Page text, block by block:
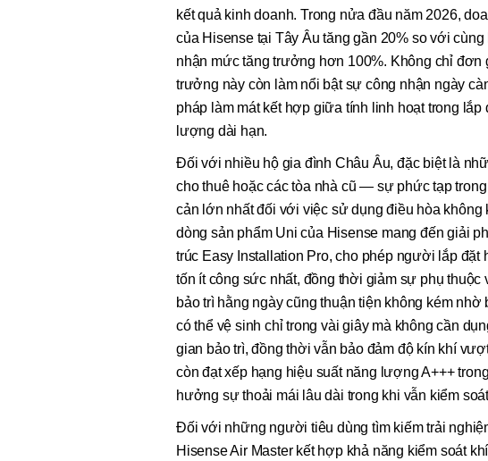
kết quả kinh doanh. Trong nửa đầu năm 2026,
của Hisense tại Tây Âu tăng gần 20% so với
nhận mức tăng trưởng hơn 100%. Không chỉ đơn
trưởng này còn làm nổi bật sự công nhận ngày
pháp làm mát kết hợp giữa tính linh hoạt trong
lượng dài hạn.
Đối với nhiều hộ gia đình Châu Âu, đặc biệt là
cho thuê hoặc các tòa nhà cũ — sự phức tạp
cản lớn nhất đối với việc sử dụng điều hòa
dòng sản phẩm Uni của Hisense mang đến giải
trúc Easy Installation Pro, cho phép người lắp đặt
tốn ít công sức nhất, đồng thời giảm sự phụ
bảo trì hằng ngày cũng thuận tiện không kém
có thể vệ sinh chỉ trong vài giây mà không cần
gian bảo trì, đồng thời vẫn bảo đảm độ kín khí
còn đạt xếp hạng hiệu suất năng lượng A+++
hưởng sự thoải mái lâu dài trong khi vẫn kiểm
Đối với những người tiêu dùng tìm kiếm trải
Hisense Air Master kết hợp khả năng kiểm soát